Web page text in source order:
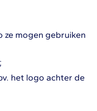
ze mogen gebruiken
het logo achter de